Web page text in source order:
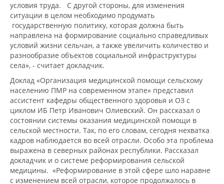
условия труда. С другой стороны, для изменения
ситуации в целом необходимо продумать
государственную политику, которая должна быть
направлена на формирование социально справедливых
условий жизни сельчан, а также увеличить количество и
разнообразие объектов социальной инфраструктуры
села», - считает докладчик.
Доклад «Организация медицинской помощи сельскому
населению ПМР на современном этапе» представил
ассистент кафедры общественного здоровья и ОЗ с
циклом ИБ Петр Иванович Олиевский. Он рассказал о
состоянии системы оказания медицинской помощи в
сельской местности. Так, по его словам, сегодня нехватка
кадров наблюдается во всей отрасли. Особо эта проблема
выражена в северных районах республики. Рассказал
докладчик и о системе реформирования сельской
медицины. «Реформирование в этой сфере шло наравне
с изменением всей отрасли, которое продолжалось в